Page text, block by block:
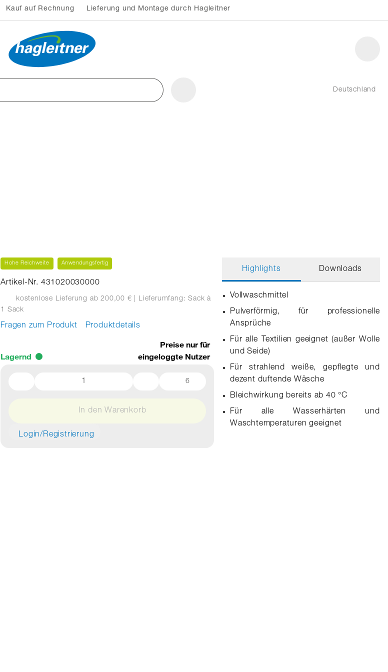
Kauf auf Rechnung Lieferung und Montage durch Hagleitner
Deutschland
Hohe Reichweite Anwendungsfertig
Artikel-Nr. 431020030000
kostenlose Lieferung ab 200,00 € | Lieferumfang: Sack à
1 Sack
Fragen zum Produkt Produktdetails
Lagernd
Preise nur für
eingeloggte Nutzer
6
In den Warenkorb
Login/Registrierung
Highlights Downloads
Vollwaschmittel
Pulverförmig, für professionelle
Ansprüche
Für alle Textilien geeignet (außer Wolle
und Seide)
Für strahlend weiße, gepflegte und
dezent duftende Wäsche
Bleichwirkung bereits ab 40 °C
Für alle Wasserhärten und
Waschtemperaturen geeignet